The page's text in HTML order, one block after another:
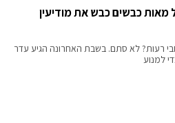
כבשים כבש את מודיעין
רעות? לא סתם. בשבת האחרונה הגיע עדר
למנוע